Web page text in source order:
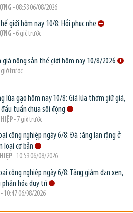
- 08:58 06/08/2026
giới hôm nay 10/8: Hồi phục nhẹ
- 6 giờ trước
giá nông sản thế giới hôm nay 10/8/2026
trước
lúa gạo hôm nay 10/8: Giá lúa thơm giữ giá,
tuần chưa sôi động
- 7 giờ trước
công nghiệp ngày 6/8: Đà tăng lan rộng ở
loại cơ bản
- 10:59 06/08/2026
công nghiệp ngày 6/8: Tăng giảm đan xen,
hóa duy trì
- 10:47 06/08/2026